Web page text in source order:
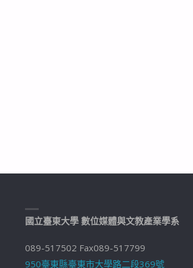
國立臺東大學 數位媒體與文教產業學系
089-517502 Fax089-517799
950臺東縣臺東市大學路二段369號